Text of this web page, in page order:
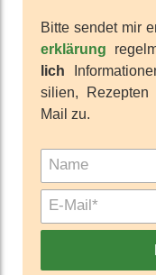
Bitte sendet mir
erklärung
lich
silien, Rezepten
Mail zu.